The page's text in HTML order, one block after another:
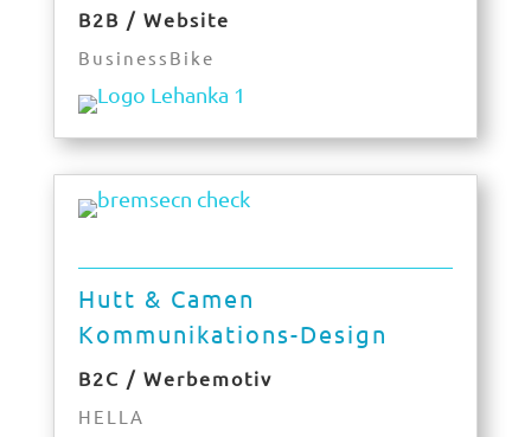
B2B / Website
BusinessBike
Hutt & Camen
Kommunikations-Design
B2C / Werbemotiv
HELLA